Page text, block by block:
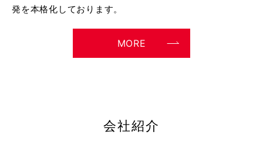
発を本格化しております。
MORE
会社紹介